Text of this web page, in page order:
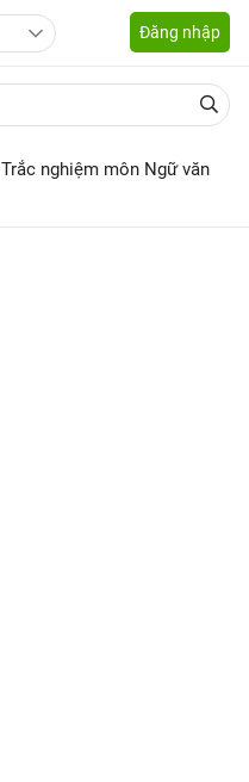
Đăng nhập
Trắc nghiệm môn Ngữ văn